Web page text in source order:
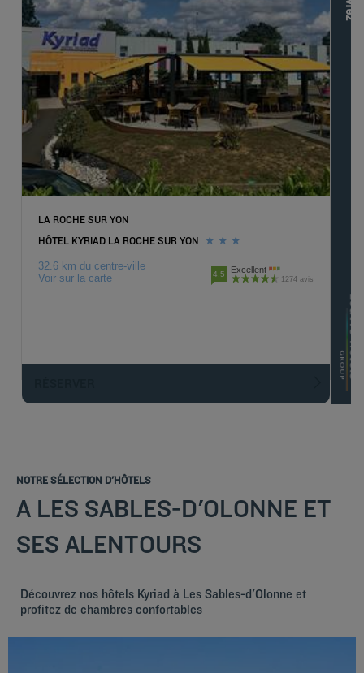
LA ROCHE SUR YON
HÔTEL KYRIAD LA ROCHE SUR YON
32.6 km du centre-ville
Voir sur la carte
4.5 Excellent
1274 avis
NOTRE SÉLECTION D'HÔTELS
A LES SABLES-D'OLONNE ET
SES ALENTOURS
Découvrez nos hôtels Kyriad à Les Sables-d'Olonne et
profitez de chambres confortables